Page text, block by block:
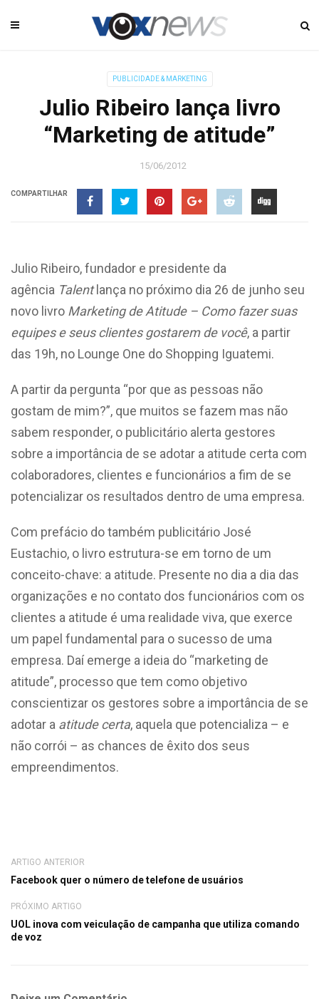
PUBLICIDADE & MARKETING
Julio Ribeiro lança livro
“Marketing de atitude”
15/06/2012
COMPARTILHAR
Julio Ribeiro, fundador e presidente da
agência Talentlança no próximo dia 26 de junho seu
novo livro Marketing de Atitude – Como fazer suas
equipes e seus clientes gostarem de você, a partir
das 19h, no Lounge One do Shopping Iguatemi.
A partir da pergunta “por que as pessoas não
gostam de mim?”, que muitos se fazem mas não
sabem responder, o publicitário alerta gestores
sobre a importância de se adotar a atitude certa com
colaboradores, clientes e funcionários a fim de se
potencializar os resultados dentro de uma empresa.
Com prefácio do também publicitário José
Eustachio, o livro estrutura-se em torno de um
conceito-chave: a atitude. Presente no dia a dia das
organizações e no contato dos funcionários com os
clientes a atitude é uma realidade viva, que exerce
um papel fundamental para o sucesso de uma
empresa. Daí emerge a ideia do “marketing de
atitude”, processo que tem como objetivo
conscientizar os gestores sobre a importância de se
adotar a atitude certa, aquela que potencializa – e
não corrói – as chances de êxito dos seus
empreendimentos.
ARTIGO ANTERIOR
Facebook quer o número de telefone de usuários
PRÓXIMO ARTIGO
UOL inova com veiculação de campanha que utiliza comando
de voz